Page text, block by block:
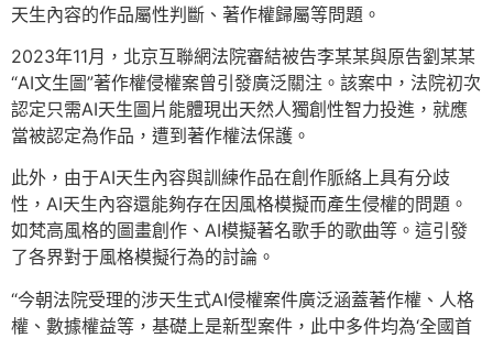
天生內容的作品屬性判斷、著作權歸屬等問題。
2023年11月，北京互聯網法院審結被告李某某與原告劉某某
“AI文生圖”著作權侵權案曾引發廣泛關注。該案中，法院初次
認定只需AI天生圖片能體現出天然人獨創性智力投進，就應
當被認定為作品，遭到著作權法保護。
此外，由于AI天生內容與訓練作品在創作脈絡上具有分歧
性，AI天生內容還能夠存在因風格模擬而產生侵權的問題。
如梵高風格的圖畫創作、AI模擬著名歌手的歌曲等。這引發
了各界對于風格模擬行為的討論。
“今朝法院受理的涉天生式AI侵權案件廣泛涵蓋著作權、人格
權、數據權益等，基礎上是新型案件，此中多件均為‘全國首